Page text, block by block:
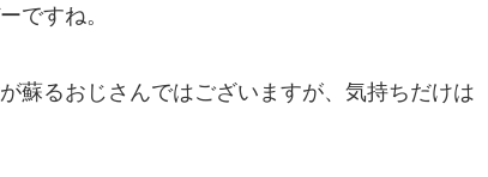
ですね。
蘇るおじさんではございますが、気持ちだけは